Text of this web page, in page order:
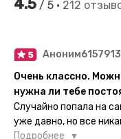
4.5 / 5 • 212
Очень классно.
нужна ли тебе
Случайно попала на
уже давно, но все
великолепный
Подробнее